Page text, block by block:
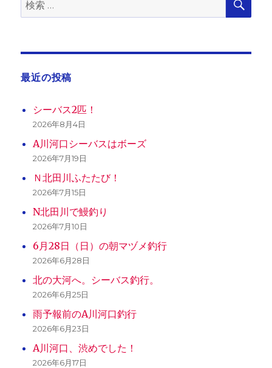
へ
ペ
ジ
り
索:
最近の投稿
シーバス2匹！
2026年8月4日
A川河口シーバスはボーズ
2026年7月19日
Ｎ北田川ふたたび！
2026年7月15日
N北田川で鰻釣り
2026年7月10日
6月28日（日）の朝マヅメ釣行
2026年6月28日
北の大河へ。シーバス釣行。
2026年6月25日
雨予報前のA川河口釣行
2026年6月23日
A川河口、渋めでした！
2026年6月17日